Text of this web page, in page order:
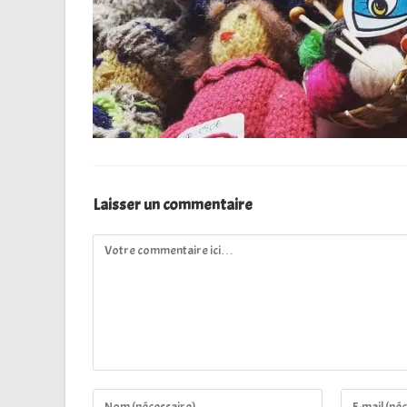
Laisser un commentaire
Comment
Enter Enter